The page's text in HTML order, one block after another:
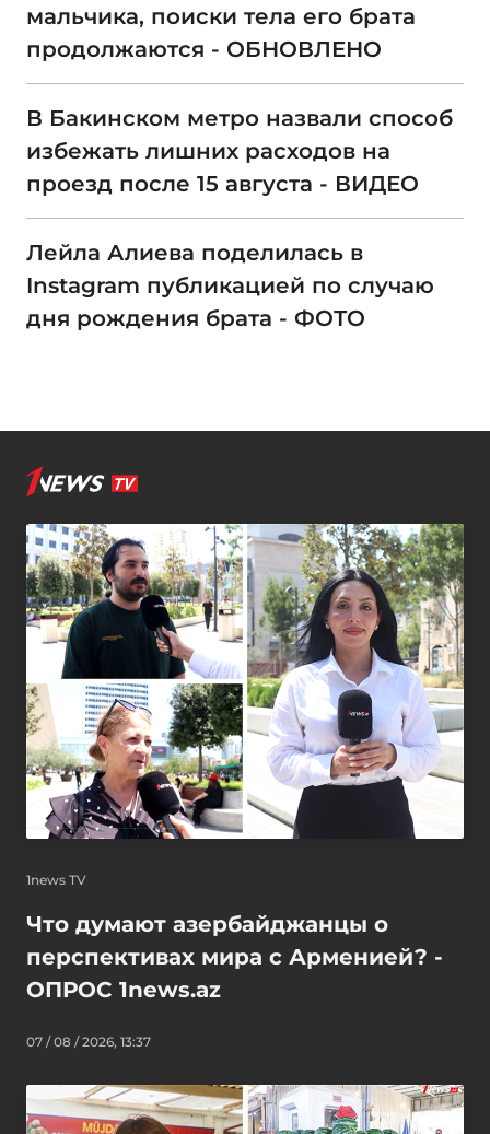
мальчика, поиски тела его брата
продолжаются - ОБНОВЛЕНО
В Бакинском метро назвали способ
избежать лишних расходов на
проезд после 15 августа - ВИДЕО
Лейла Алиева поделилась в
Instagram публикацией по случаю
дня рождения брата - ФОТО
1news TV
Что думают азербайджанцы о
перспективах мира с Арменией? -
ОПРОС 1news.az
07 / 08 / 2026, 13:37